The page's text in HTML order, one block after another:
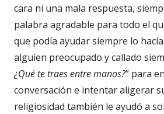
cara ni una mala respuesta,
palabra agradable para todo el
que podía ayudar siempre lo
alguien preocupado y callado
¿Qué te traes entre manos?” para
conversación e intentar aligerar
religiosidad también le ayudó a